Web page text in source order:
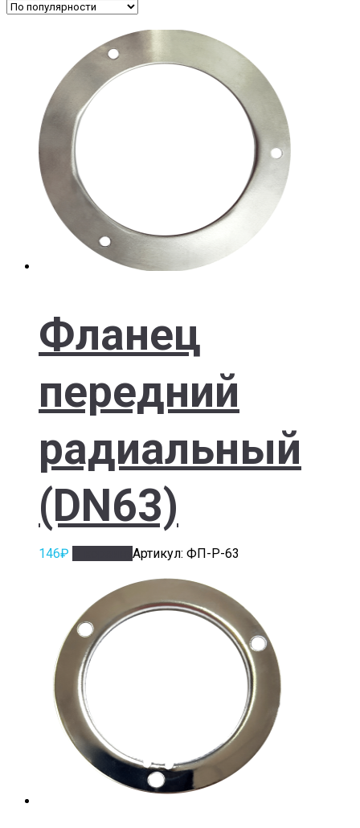
Фланец
передний
радиальный
(DN63)
146₽ Артикул: ФП-Р-63